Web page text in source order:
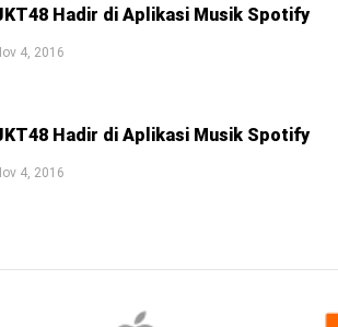
Hadir di Aplikasi Musik Spotify
4, 2016
Hadir di Aplikasi Musik Spotify
4, 2016